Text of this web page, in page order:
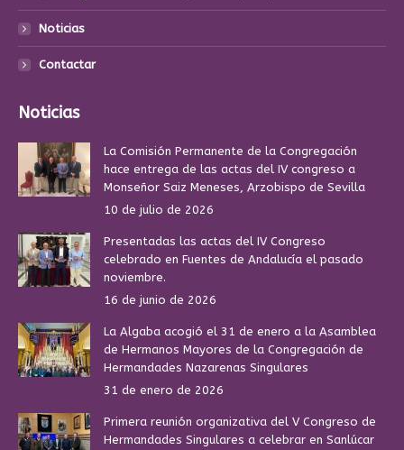
Noticias
Contactar
Noticias
La Comisión Permanente de la Congregación
hace entrega de las actas del IV congreso a
Monseñor Saiz Meneses, Arzobispo de Sevilla
10 de julio de 2026
Presentadas las actas del IV Congreso
celebrado en Fuentes de Andalucía el pasado
noviembre.
16 de junio de 2026
La Algaba acogió el 31 de enero a la Asamblea
de Hermanos Mayores de la Congregación de
Hermandades Nazarenas Singulares
31 de enero de 2026
Primera reunión organizativa del V Congreso de
Hermandades Singulares a celebrar en Sanlúcar